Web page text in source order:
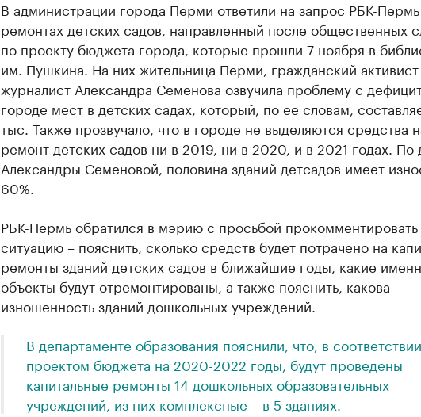
В администрации города Перми ответили на запрос РБК-
ремонтах детских садов, направленный после общественных
по проекту бюджета города, которые прошли 7 ноября в
им. Пушкина. На них жительница Перми, гражданский
журналист Александра Семенова озвучила проблему с
городе мест в детских садах, который, по ее словам,
тыс. Также прозвучало, что в городе не выделяются средства
ремонт детских садов ни в 2019, ни в 2020, и в 2021 годах.
Александры Семеновой, половина зданий детсадов имеет
60%.
РБК-Пермь обратился в мэрию с просьбой прокомментировать
ситуацию – пояснить, сколько средств будет потрачено на
ремонты зданий детских садов в ближайшие годы, какие
объекты будут отремонтированы, а также пояснить, какова
изношенность зданий дошкольных учреждений.
В департаменте образования пояснили, что, в
проектом бюджета на 2020-2022 годы, будут проведены
капитальные ремонты 14 дошкольных образовательных
учреждений, из них комплексные – в 5 зданиях.